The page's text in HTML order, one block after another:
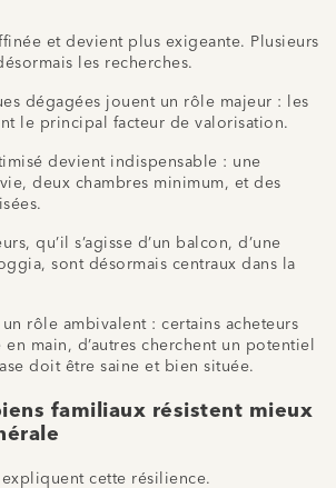
et devient plus exigeante. Plusieurs
les recherches.
dégagées jouent un rôle majeur : les
le principal facteur de valorisation.
devient indispensable : une
deux chambres minimum, et des
qu’il s’agisse d’un balcon, d’une
sont désormais centraux dans la
un rôle ambivalent : certains acheteurs
main, d’autres cherchent un potentiel
doit être saine et bien située.
familiaux résistent mieux
expliquent cette résilience.